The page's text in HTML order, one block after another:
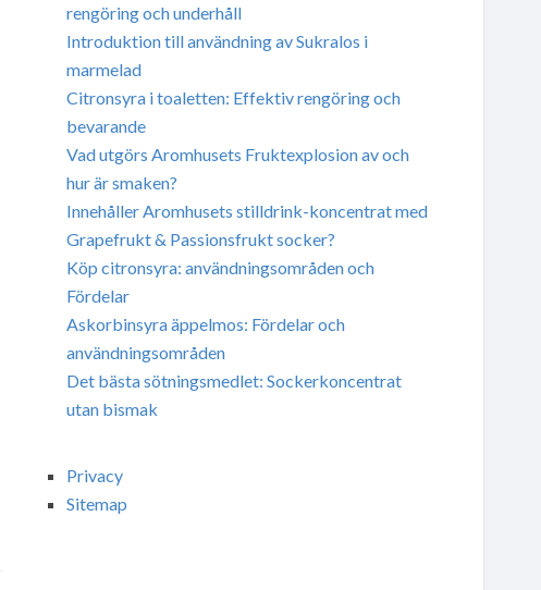
rengöring och underhåll
Introduktion till användning av Sukralos i
marmelad
Citronsyra i toaletten: Effektiv rengöring och
bevarande
Vad utgörs Aromhusets Fruktexplosion av och
hur är smaken?
Innehåller Aromhusets stilldrink-koncentrat med
Grapefrukt & Passionsfrukt socker?
Köp citronsyra: användningsområden och
Fördelar
Askorbinsyra äppelmos: Fördelar och
användningsområden
Det bästa sötningsmedlet: Sockerkoncentrat
utan bismak
Privacy
Sitemap